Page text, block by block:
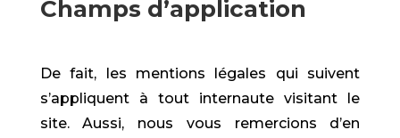
Champs d’application
De fait, les mentions légales qui suivent
s’appliquent à tout internaute visitant le
site. Aussi, nous vous remercions d’en